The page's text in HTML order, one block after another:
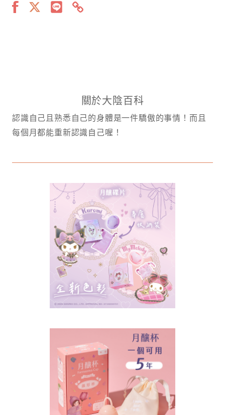
關於大陰百科
認識自己且熟悉自己的身體是一件驕傲的事情！而且
每個月都能重新認識自己喔！